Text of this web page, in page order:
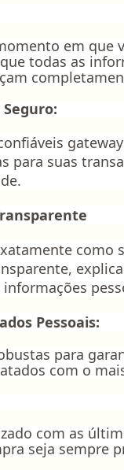
em que
todas as
para suas
como
Pessoais:
para
com o
com as
seja sempre